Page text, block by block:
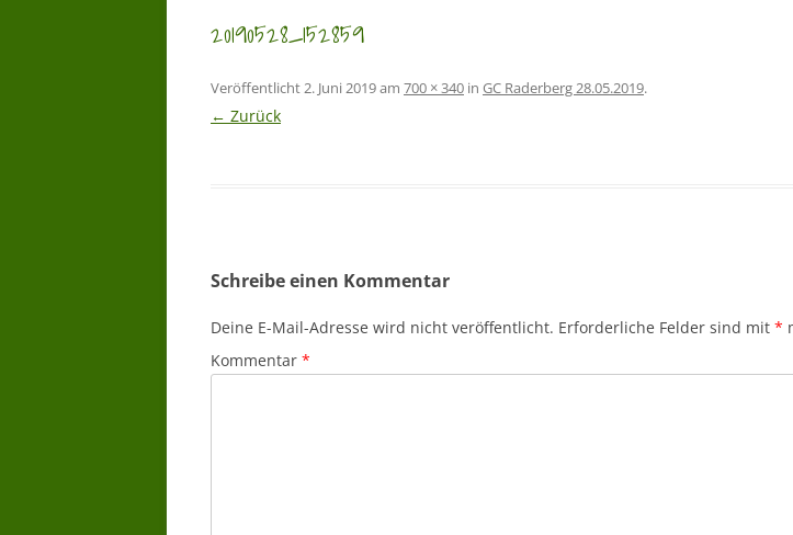
20190528_152859
Veröffentlicht2. Juni 2019am 700 × 340 in GC Raderberg 28.05.2019.
← Zurück
Schreibe einen Kommentar
Deine E-Mail-Adresse wird nicht veröffentlicht. Erforderliche Felder sind mit *
Kommentar *